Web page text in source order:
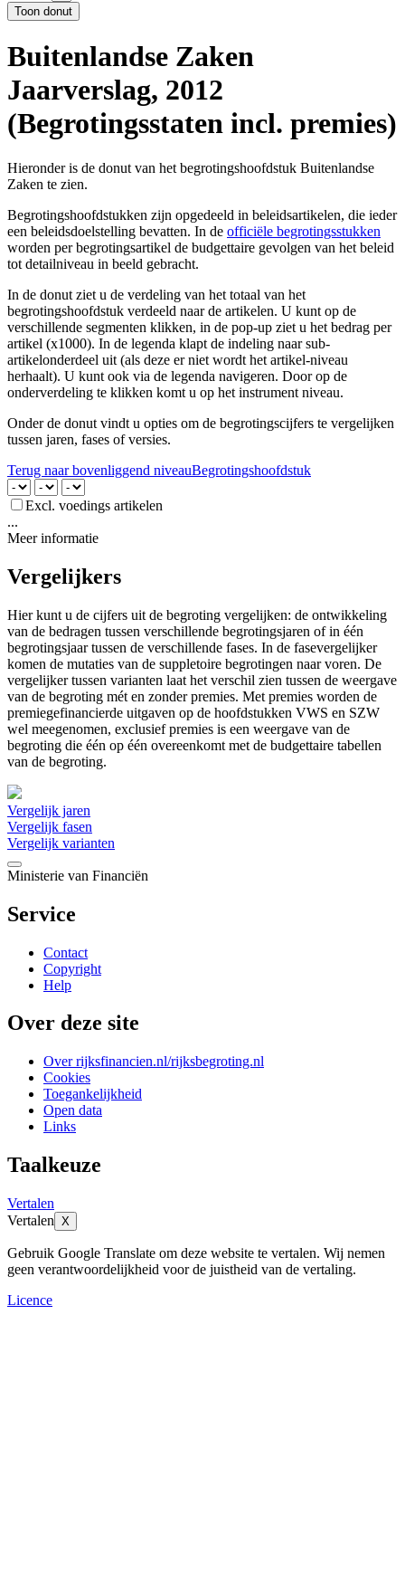
Buitenlandse Zaken
Jaarverslag, 2012
(Begrotingsstaten incl. premies)
Hieronder is de donut van het begrotingshoofdstuk Buitenlandse
Zaken te zien.
Begrotingshoofdstukken zijn opgedeeld in beleidsartikelen, die ieder
een beleidsdoelstelling bevatten. In de officiële begrotingsstukken
worden per begrotingsartikel de budgettaire gevolgen van het beleid
tot detailniveau in beeld gebracht.
In de donut ziet u de verdeling van het totaal van het
begrotingshoofdstuk verdeeld naar de artikelen. U kunt op de
verschillende segmenten klikken, in de pop-up ziet u het bedrag per
artikel (x1000). In de legenda klapt de indeling naar sub-
artikelonderdeel uit (als deze er niet wordt het artikel-niveau
herhaalt). U kunt ook via de legenda navigeren. Door op de
onderverdeling te klikken komt u op het instrument niveau.
Onder de donut vindt u opties om de begrotingscijfers te vergelijken
tussen jaren, fases of versies.
Terug naar bovenliggend niveauBegrotingshoofdstuk
Excl. voedings artikelen
...
Meer informatie
Vergelijkers
Hier kunt u de cijfers uit de begroting vergelijken: de ontwikkeling
van de bedragen tussen verschillende begrotingsjaren of in één
begrotingsjaar tussen de verschillende fases. In de fasevergelijker
komen de mutaties van de suppletoire begrotingen naar voren. De
vergelijker tussen varianten laat het verschil zien tussen de weergave
van de begroting mét en zonder premies. Met premies worden de
premiegefinancierde uitgaven op de hoofdstukken VWS en SZW
wel meegenomen, exclusief premies is een weergave van de
begroting die één op één overeenkomt met de budgettaire tabellen
van de begroting.
Vergelijk jaren
Vergelijk fasen
Vergelijk varianten
Ministerie van Financiën
Service
Contact
Copyright
Help
Over deze site
Over rijksfinancien.nl/rijksbegroting.nl
Cookies
Toegankelijkheid
Open data
Links
Taalkeuze
Vertalen
Vertalen X
Gebruik Google Translate om deze website te vertalen. Wij nemen
geen verantwoordelijkheid voor de juistheid van de vertaling.
Licence